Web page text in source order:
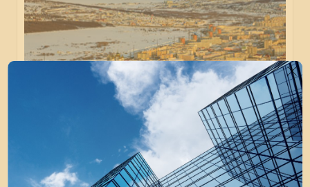
Начался приём заявок на конкурс
архитектурных проектов для Арктической
EVRAZ STEEL HOUSE выступил генеральным партнёром
архитектурного конкурса «Неочевидное. Арктика».
строительство проектирование